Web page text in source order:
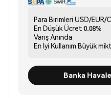
Para Birimleri USD/EUR/
En Düşük Ücret 0.08%
Varış Anında
En İyi Kullanım Büyük
Banka